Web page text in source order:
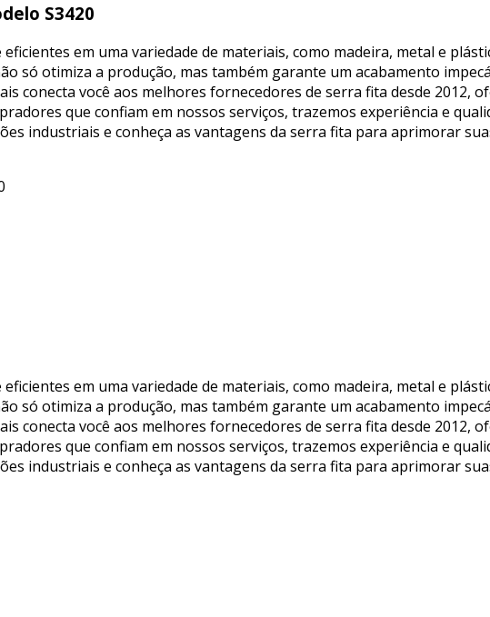
S3420
em uma variedade de materiais, como madeira, metal e
só otimiza a produção, mas também garante um acabamento
conecta você aos melhores fornecedores de serra fita desde 2012,
que confiam em nossos serviços, trazemos experiência e
industriais e conheça as vantagens da serra fita para aprimorar
em uma variedade de materiais, como madeira, metal e
só otimiza a produção, mas também garante um acabamento
conecta você aos melhores fornecedores de serra fita desde 2012,
que confiam em nossos serviços, trazemos experiência e
industriais e conheça as vantagens da serra fita para aprimorar